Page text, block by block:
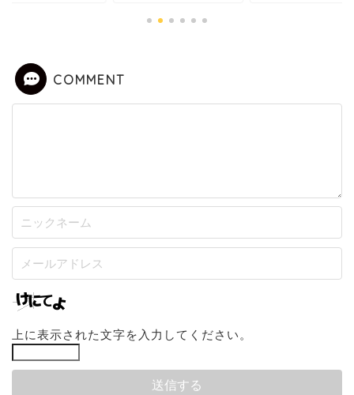
COMMENT
上に表示された文字を入力してください。